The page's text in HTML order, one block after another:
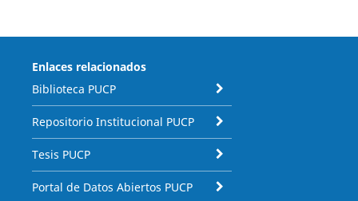
Enlaces relacionados
Biblioteca PUCP
Repositorio Institucional PUCP
Tesis PUCP
Portal de Datos Abiertos PUCP